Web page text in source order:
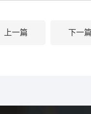
上一篇 下一篇